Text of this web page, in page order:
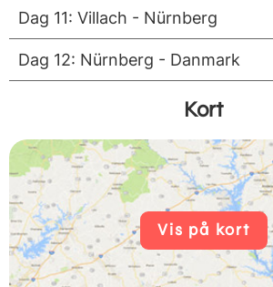
Dag 11: Villach - Nürnberg
Dag 12: Nürnberg - Danmark
Kort
Vis på kort